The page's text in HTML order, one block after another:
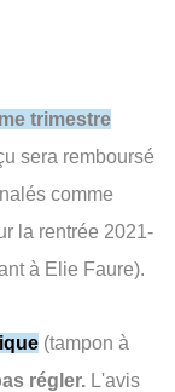
trimestre
sera remboursé
comme
la rentrée 2021-
à Elie Faure).
(tampon à
régler. L'avis